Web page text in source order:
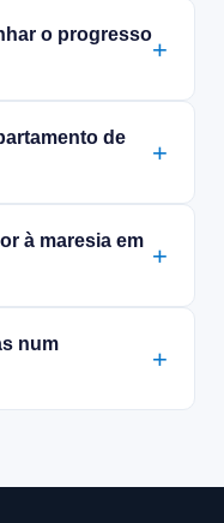
o progresso
de
à maresia em
num